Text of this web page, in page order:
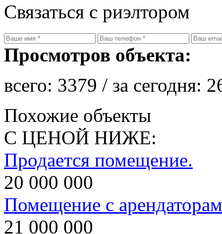
Связаться с риэлтором
Просмотров объекта:
всего: 3379 / за сегодня:
Похожие объекты
С ЦЕНОЙ НИЖЕ:
Продается помещение.
20 000 000
Помещение с
21 000 000